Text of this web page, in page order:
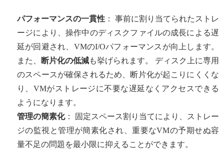
パフォーマンスの一貫性 ： 事前に割り当てられたストレ
ージにより、操作中のディスクファイルの成長による遅
延が回避され、VMのI/Oパフォーマンスが向上します。
また、
断片化の低減も挙げられます。 ディスク上に専用
のスペースが確保されるため、断片化が起こりにくくな
り、VMがストレージに不要な遅延なくアクセスできる
ようになります。
管理の簡素化： 固定スペース割り当てにより、ストレー
ジの監視と管理が簡素化され、重要なVMの予期せぬ容
量不足の問題を最小限に抑えることができます。